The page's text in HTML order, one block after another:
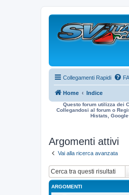
Collegamenti Rapidi
Home Indice
Questo forum utilizza dei
Collegandosi al forum o
Histats,
Argomenti attivi
Vai alla ricerca avanzata
ARGOMENTI